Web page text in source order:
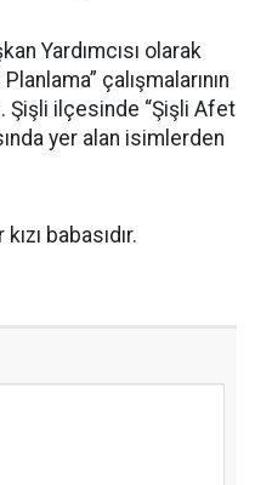
Yardımcısı olarak
çalışmalarının
Şişli ilçesinde “Şişli Afet
yer alan isimlerden
babasıdır.